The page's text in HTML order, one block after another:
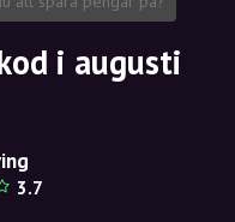
i augusti
3.7